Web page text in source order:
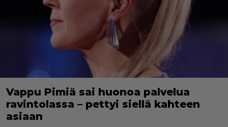
Vappu Pimiä sai huonoa palvelua
ravintolassa – pettyi siellä kahteen
asiaan